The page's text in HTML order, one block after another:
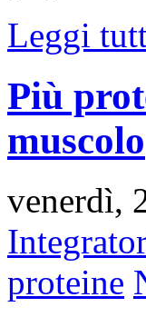
Leggi
Più
muscolo
venerdì,
proteine